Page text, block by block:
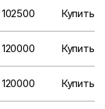
102500 Купить
120000 Купить
120000 Купить